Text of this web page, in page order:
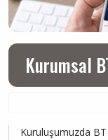
Kurumsal
Kuruluşumuzda